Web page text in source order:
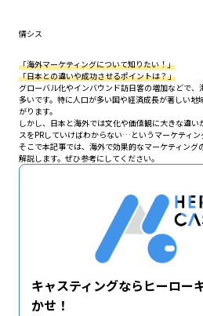
情シス
「海外マーケティングについて知りたい！」
「日本との違いや成功させるポイントは？」
グローバル化やインバウンド訪日客の増加などで
多いです。特に人口が多い国や経済成長が著しい
がります。
しかし、日本と海外では文化や価値観に大きな違
スをPRしていけばわからない…というマーケティン
そこで本記事では、海外で効果的なマーケティン
解説します。ぜひ参考にしてください。
キャスティングならヒーロー
かせ！